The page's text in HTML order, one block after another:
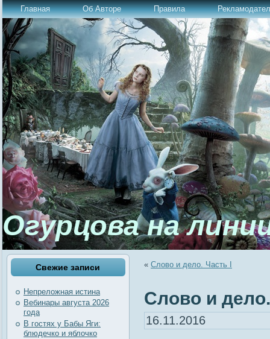
Главная Об Авторе Правила
Огурцова на
Свежие записи
Непреложная истина
Вебинары августа 2026
года
В гостях у Бабы Яги:
блюдечко и яблочко
« Слово и дело. Часть I
Слово и
16.11.2016